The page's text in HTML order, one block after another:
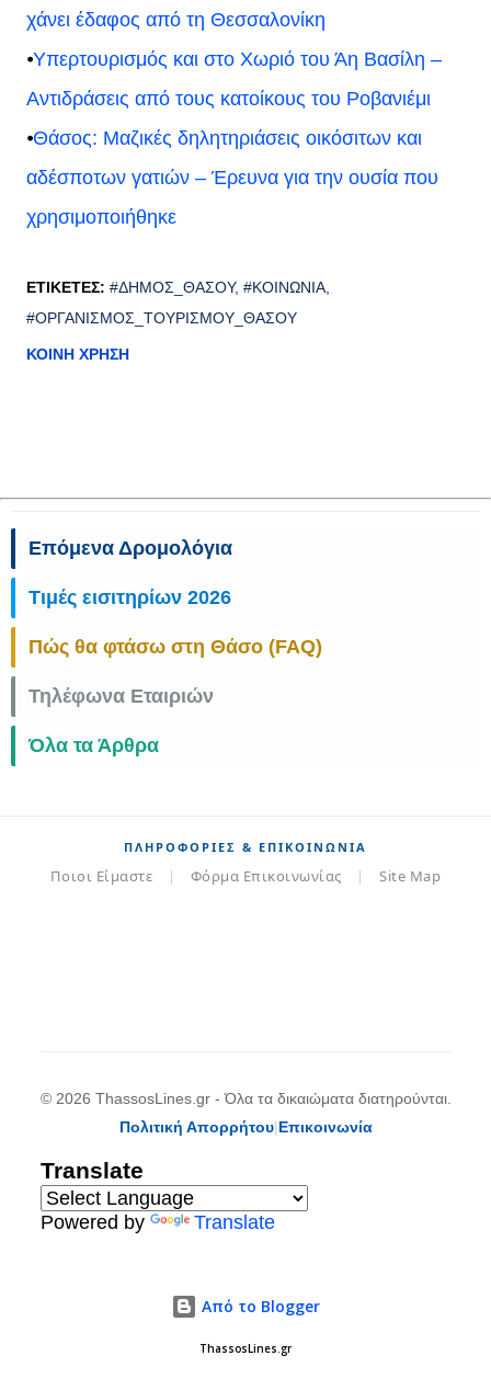
χάνει έδαφος από τη Θεσσαλονίκη
⦁Υπερτουρισμός και στο Χωριό του Άη Βασίλη –
Αντιδράσεις από τους κατοίκους του Ροβανιέμι
⦁Θάσος: Μαζικές δηλητηριάσεις οικόσιτων και
αδέσποτων γατιών – Έρευνα για την ουσία που
χρησιμοποιήθηκε
ΕΤΙΚΈΤΕΣ: #ΔΉΜΟΣ_ΘΆΣΟΥ #ΚΟΙΝΩΝΊΑ
#ΟΡΓΑΝΙΣΜΌΣ_ΤΟΥΡΙΣΜΟΎ_ΘΆΣΟΥ
ΚΟΙΝΉ ΧΡΉΣΗ
Επόμενα Δρομολόγια
Τιμές εισιτηρίων 2026
Πώς θα φτάσω στη Θάσο (FAQ)
Τηλέφωνα Εταιριών
Όλα τα Άρθρα
ΠΛΗΡΟΦΟΡΊΕΣ & ΕΠΙΚΟΙΝΩΝΊΑ
Ποιοι Είμαστε | Φόρμα Επικοινωνίας | Site Map
© 2026 ThassosLines.gr - Όλα τα δικαιώματα διατηρούνται.
Πολιτική Απορρήτου|Επικοινωνία
Translate
Powered by Translate
Από το Blogger
ThassosLines.gr